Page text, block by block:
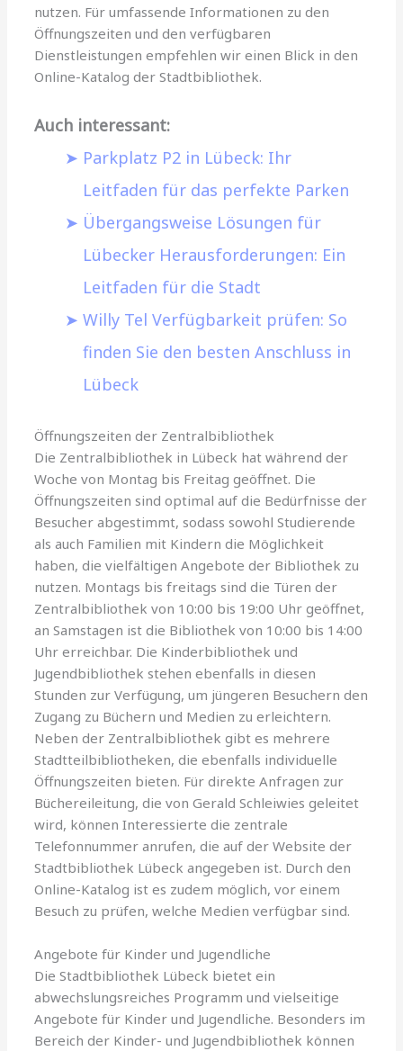
nutzen. Für umfassende Informationen zu den
Öffnungszeiten und den verfügbaren
Dienstleistungen empfehlen wir einen Blick in den
Online-Katalog der Stadtbibliothek.
Auch interessant:
Parkplatz P2 in Lübeck: Ihr
Leitfaden für das perfekte Parken
Übergangsweise Lösungen für
Lübecker Herausforderungen: Ein
Leitfaden für die Stadt
Willy Tel Verfügbarkeit prüfen: So
finden Sie den besten Anschluss in
Lübeck
Öffnungszeiten der Zentralbibliothek
Die Zentralbibliothek in Lübeck hat während der
Woche von Montag bis Freitag geöffnet. Die
Öffnungszeiten sind optimal auf die Bedürfnisse der
Besucher abgestimmt, sodass sowohl Studierende
als auch Familien mit Kindern die Möglichkeit
haben, die vielfältigen Angebote der Bibliothek zu
nutzen. Montags bis freitags sind die Türen der
Zentralbibliothek von 10:00 bis 19:00 Uhr geöffnet,
an Samstagen ist die Bibliothek von 10:00 bis 14:00
Uhr erreichbar. Die Kinderbibliothek und
Jugendbibliothek stehen ebenfalls in diesen
Stunden zur Verfügung, um jüngeren Besuchern den
Zugang zu Büchern und Medien zu erleichtern.
Neben der Zentralbibliothek gibt es mehrere
Stadtteilbibliotheken, die ebenfalls individuelle
Öffnungszeiten bieten. Für direkte Anfragen zur
Büchereileitung, die von Gerald Schleiwies geleitet
wird, können Interessierte die zentrale
Telefonnummer anrufen, die auf der Website der
Stadtbibliothek Lübeck angegeben ist. Durch den
Online-Katalog ist es zudem möglich, vor einem
Besuch zu prüfen, welche Medien verfügbar sind.
Angebote für Kinder und Jugendliche
Die Stadtbibliothek Lübeck bietet ein
abwechslungsreiches Programm und vielseitige
Angebote für Kinder und Jugendliche. Besonders im
Bereich der Kinder- und Jugendbibliothek können